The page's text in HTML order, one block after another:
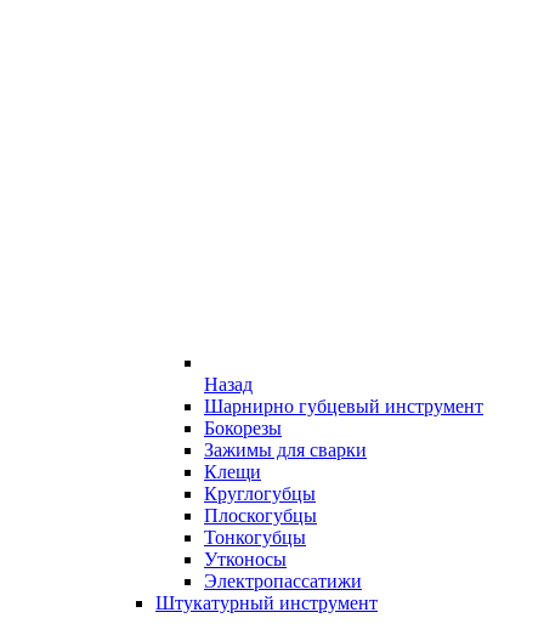
Назад
Шарнирно губцевый инструмент
Бокорезы
Зажимы для сварки
Клещи
Круглогубцы
Плоскогубцы
Тонкогубцы
Утконосы
Электропассатижи
Штукатурный инструмент